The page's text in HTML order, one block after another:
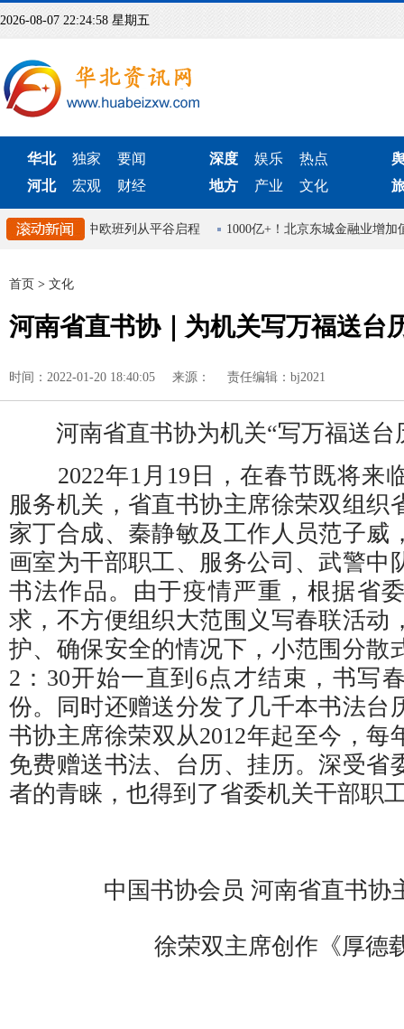
2026-08-07 22:24:59 星期五
华北 独家
要闻
河北
宏观 财经
深度 娱乐
热点
地方
产业 文化
北京首趟中欧班列从平谷启程 1000亿+！北京东城金融业增加
首页 > 文化
河南省直书协｜为机关写万福送台
时间：2022-01-20 18:40:05 来源： 责任编辑：bj2021
河南省直书协为机关“写万福送台
2022年1月19日，在春节既将来
服务机关，省直书协主席徐荣双组织
家丁合成、秦静敏及工作人员范子威
画室为干部职工、服务公司、武警中
书法作品。由于疫情严重，根据省
求，不方便组织大范围义写春联活动
护、确保安全的情况下，小范围分散
2：30开始一直到6点才结束，书写
份。同时还赠送分发了几千本书法台
书协主席徐荣双从2012年起至今，每
免费赠送书法、台历、挂历。深受省
者的青睐，也得到了省委机关干部职
中国书协会员 河南省直书协
徐荣双主席创作《厚德